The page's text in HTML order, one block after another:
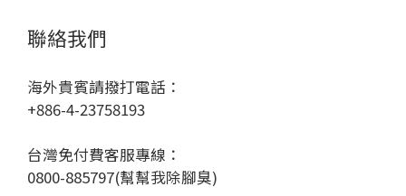
聯絡我們
海外貴賓請撥打電話：
+886-4-23758193
台灣免付費客服專線：
0800-885797(幫幫我除腳臭)